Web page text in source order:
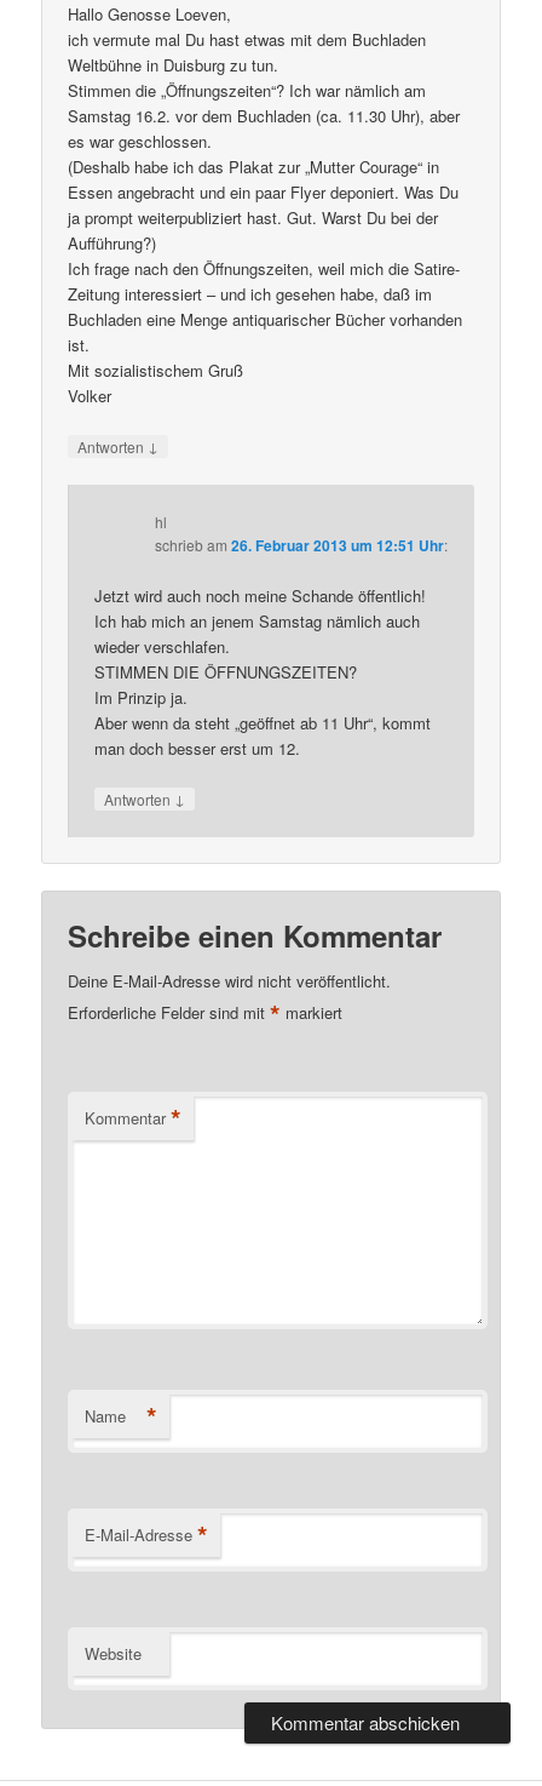
Hallo Genosse Loeven,
ich vermute mal Du hast etwas mit dem Buchladen
Weltbühne in Duisburg zu tun.
Stimmen die „Öffnungszeiten“? Ich war nämlich am
Samstag 16.2. vor dem Buchladen (ca. 11.30 Uhr), aber
es war geschlossen.
(Deshalb habe ich das Plakat zur „Mutter Courage“ in
Essen angebracht und ein paar Flyer deponiert. Was Du
ja prompt weiterpubliziert hast. Gut. Warst Du bei der
Aufführung?)
Ich frage nach den Öffnungszeiten, weil mich die Satire-
Zeitung interessiert – und ich gesehen habe, daß im
Buchladen eine Menge antiquarischer Bücher vorhanden
ist.
Mit sozialistischem Gruß
Volker
Antworten ↓
hl
schriebam26. Februar 2013 um 12:51 Uhr:
Jetzt wird auch noch meine Schande öffentlich!
Ich hab mich an jenem Samstag nämlich auch
wieder verschlafen.
STIMMEN DIE ÖFFNUNGSZEITEN?
Im Prinzip ja.
Aber wenn da steht „geöffnet ab 11 Uhr“, kommt
man doch besser erst um 12.
Antworten ↓
Schreibe einen Kommentar
Deine E-Mail-Adresse wird nicht veröffentlicht.
Erforderliche Felder sind mit* markiert
Kommentar *
Name *
E-Mail-Adresse *
Website